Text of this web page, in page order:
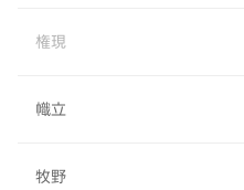
権現
幟立
牧野